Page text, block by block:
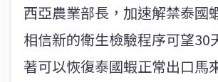
西亞農業部長，加速解禁泰國
相信新的衛生檢驗程序可望30
著可以恢復泰國蝦正常出口馬